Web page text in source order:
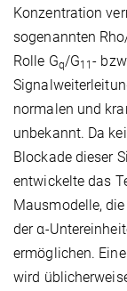
Konzentration
sogenannten
Rolle Gq/G11-
normalen und
unbekannt. Da
Blockade dieser
entwickelte das
Mausmodelle,
der α-
ermöglichen.
wird